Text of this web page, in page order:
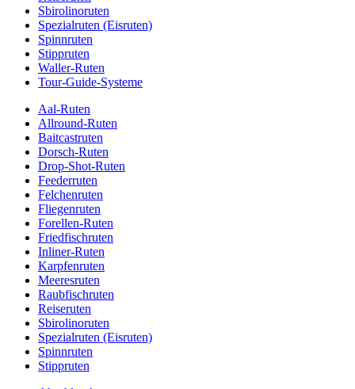
Sbirolinoruten
Spezialruten (Eisruten)
Spinnruten
Stippruten
Waller-Ruten
Tour-Guide-Systeme
Aal-Ruten
Allround-Ruten
Baitcastruten
Dorsch-Ruten
Drop-Shot-Ruten
Feederruten
Felchenruten
Fliegenruten
Forellen-Ruten
Friedfischruten
Inliner-Ruten
Karpfenruten
Meeresruten
Raubfischruten
Reiseruten
Sbirolinoruten
Spezialruten (Eisruten)
Spinnruten
Stippruten